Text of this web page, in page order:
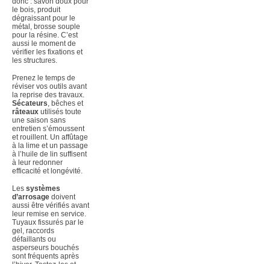
le bois, produit
dégraissant pour le
métal, brosse souple
pour la résine. C’est
aussi le moment de
vérifier les fixations et
les structures.
Prenez le temps de
réviser vos outils avant
la reprise des travaux.
Sécateurs , bêches et
râteaux utilisés toute
une saison sans
entretien s’émoussent
et rouillent. Un affûtage
à la lime et un passage
à l’huile de lin suffisent
à leur redonner
efficacité et longévité.
Les systèmes
d’arrosage doivent
aussi être vérifiés avant
leur remise en service.
Tuyaux fissurés par le
gel, raccords
défaillants ou
asperseurs bouchés
sont fréquents après